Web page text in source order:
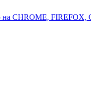
на CHROME, FIREFOX,